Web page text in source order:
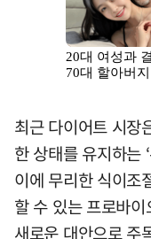
최근 다이어트 시장
한 상태를 유지하는
이에 무리한 식이조
할 수 있는 프로바
새로운 대안으로 주